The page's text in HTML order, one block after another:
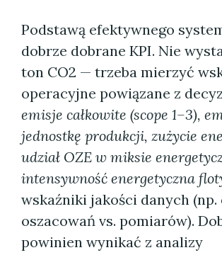
Podstawą efektywnego
dobrze dobrane KPI. Nie
ton CO2 — trzeba mierzyć
operacyjne powiązane z
emisje całkowite (scope 1–3),
jednostkę produkcji, zużycie
udział OZE w miksie
intensywność energetyczna
wskaźniki jakości danych (np.
oszacowań vs. pomiarów).
powinien wynikać z analizy